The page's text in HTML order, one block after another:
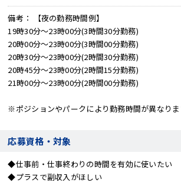
備考
【夜の勤務時間例】
19時30分～23時00分(3時間30分勤務)
20時00分～23時00分(3時間00分勤務)
20時30分～23時00分(2時間30分勤務)
20時45分～23時00分(2時間15分勤務)
21時00分～23時00分(2時間00分勤務)
※ポジションやパークにより勤務時間が異なりま
応募資格・対象
◆仕事前・仕事終わりの時間を有効に使いたい
◆プラスで副収入がほしい